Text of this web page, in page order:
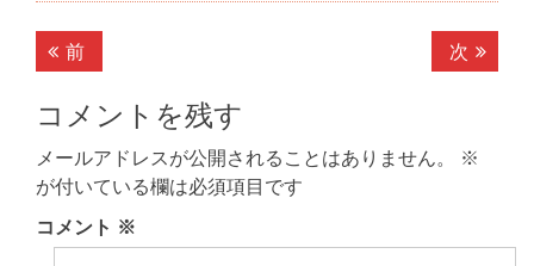
投
ナ
ビ
ゲ
ー
前前
の
記
次 次
の
コメントを残す
メールアドレスが公開されることはありません。
※
が付いている欄は必須項目です
コメント ※